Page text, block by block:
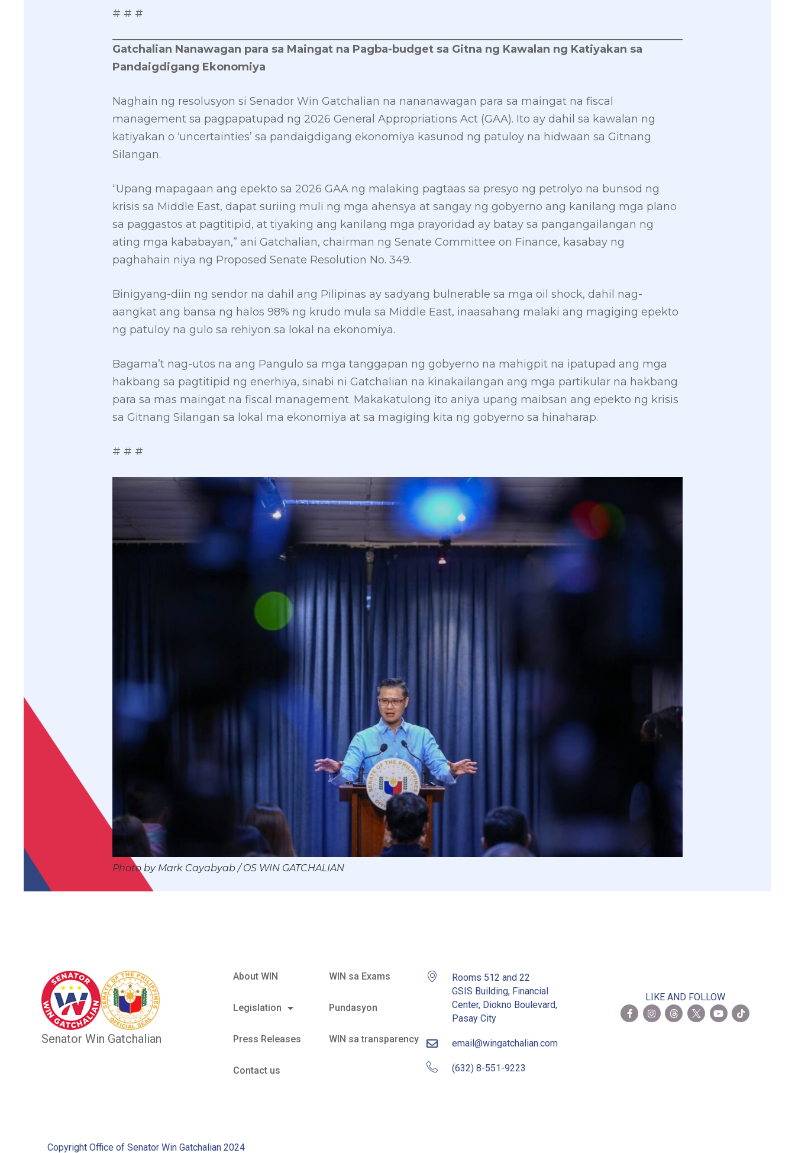
# # #
Gatchalian Nanawagan para sa Maingat na Pagba-budget sa Gitna ng Kawalan ng Katiyakan sa
Pandaigdigang Ekonomiya
Naghain ng resolusyon si Senador Win Gatchalian na nananawagan para sa maingat na fiscal
management sa pagpapatupad ng 2026 General Appropriations Act (GAA). Ito ay dahil sa kawalan ng
katiyakan o ‘uncertainties’ sa pandaigdigang ekonomiya kasunod ng patuloy na hidwaan sa Gitnang
Silangan.
“Upang mapagaan ang epekto sa 2026 GAA ng malaking pagtaas sa presyo ng petrolyo na bunsod ng
krisis sa Middle East, dapat suriing muli ng mga ahensya at sangay ng gobyerno ang kanilang mga plano
sa paggastos at pagtitipid, at tiyaking ang kanilang mga prayoridad ay batay sa pangangailangan ng
ating mga kababayan,” ani Gatchalian, chairman ng Senate Committee on Finance, kasabay ng
paghahain niya ng Proposed Senate Resolution No. 349.
Binigyang-diin ng sendor na dahil ang Pilipinas ay sadyang bulnerable sa mga oil shock, dahil nag-
aangkat ang bansa ng halos 98% ng krudo mula sa Middle East, inaasahang malaki ang magiging epekto
ng patuloy na gulo sa rehiyon sa lokal na ekonomiya.
Bagama’t nag-utos na ang Pangulo sa mga tanggapan ng gobyerno na mahigpit na ipatupad ang mga
hakbang sa pagtitipid ng enerhiya, sinabi ni Gatchalian na kinakailangan ang mga partikular na hakbang
para sa mas maingat na fiscal management. Makakatulong ito aniya upang maibsan ang epekto ng krisis
sa Gitnang Silangan sa lokal ma ekonomiya at sa magiging kita ng gobyerno sa hinaharap.
# # #
Photo by Mark Cayabyab / OS WIN GATCHALIAN
Senator Win Gatchalian
About WIN
Legislation
Press Releases
Contact us
WIN sa Exams
Pundasyon
WIN sa transparency
Rooms 512 and 22
GSIS Building, Financial
Center, Diokno Boulevard,
Pasay City
email@wingatchalian.com
(632) 8-551-9223
LIKE AND FOLLOW
Copyright Office of Senator Win Gatchalian 2024